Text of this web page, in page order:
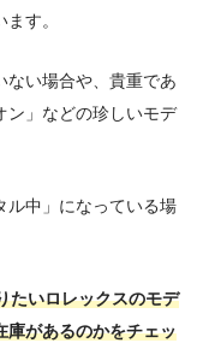
す。
ない場合や、貴重であ
ン」などの珍しいモデ
ル中」になっている場
たいロレックスのモデ
庫があるのかをチェッ